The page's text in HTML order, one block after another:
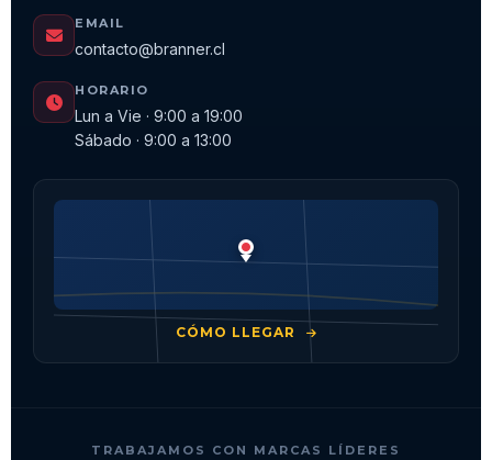
EMAIL
contacto@branner.cl
HORARIO
Lun a Vie · 9:00 a 19:00
Sábado · 9:00 a 13:00
CÓMO LLEGAR
TRABAJAMOS CON MARCAS LÍDERES